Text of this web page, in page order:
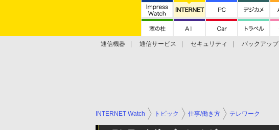
通信機器 通信サービス セキュリティ バックアップ
INTERNET Watch トピック 仕事/働き方 テレワーク